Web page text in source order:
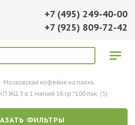
+7 (495) 249-40-00
+7 (925) 809-72-42
Московская кофейня на паяхъ
ЖЦ 3 в 1 мягкий 16 гр.*100 пак. (5)
ФИЛЬТРЫ